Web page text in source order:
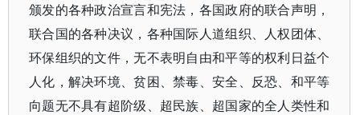
颁发的各种政治宣言和宪法，各国政府的联合声明，
联合国的各种决议，各种国际人道组织、人权团体、
环保组织的文件，无不表明自由和平等的权利日益个
人化，解决环境、贫困、禁毒、安全、反恐、和平等
向题无不具有超阶级、超民族、超国家的全人类性和